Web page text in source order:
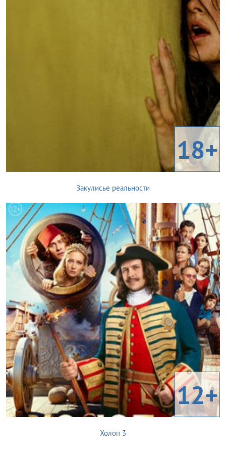
18+
Закулисье реальности
12+
Холоп 3